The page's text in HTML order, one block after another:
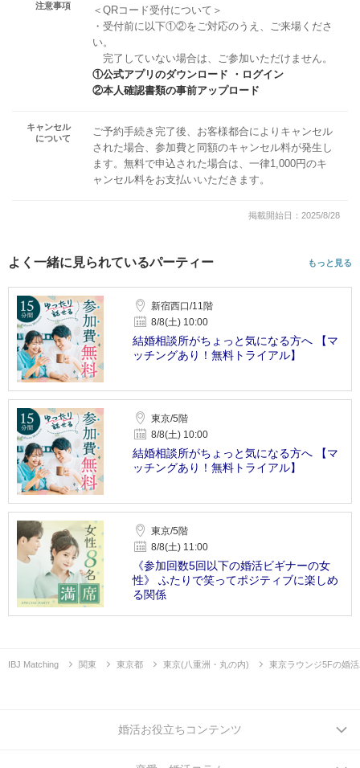
注意事項
＜QRコード受付について＞
・受付前に以下①②をご対応のうえ、ご来場くださ
い。
完了していない場合は、ご参加いただけません。
①公式アプリのダウンロード ・ログイン
②本人確認書類の事前アップロード
キャンセル
について
ご予約手続き完了後、お客様都合によりキャンセル
された場合、参加費と同額のキャンセル料が発生し
ます。無料で申込された場合は、一律1,000円のキ
ャンセル料をお支払いいただきます。
掲載開始日：2025/8/28
よく一緒に見られているパーティー もっと見る
新宿西口/11階
8/8(土) 10:00
結婚相談所がちょっと気になる方へ 【マ
ッチングあり！無料トライアル】
東京/5階
8/8(土) 10:00
結婚相談所がちょっと気になる方へ 【マ
ッチングあり！無料トライアル】
東京/5階
8/8(土) 11:00
《参加回数5回以下の婚活ビギナーの女
性》 ふたりで笑ってポジティブに楽しめ
る関係
IBJ Matching 関東 東京都 東京(八重洲・丸の内) 東京ラウンジ5Fの婚
婚活お役立ちコンテンツ